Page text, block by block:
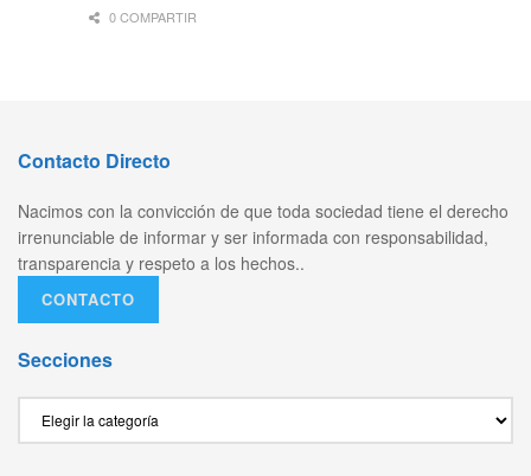
0 COMPARTIR
Contacto Directo
Nacimos con la convicción de que toda sociedad tiene el derecho
irrenunciable de informar y ser informada con responsabilidad,
transparencia y respeto a los hechos..
CONTACTO
Secciones